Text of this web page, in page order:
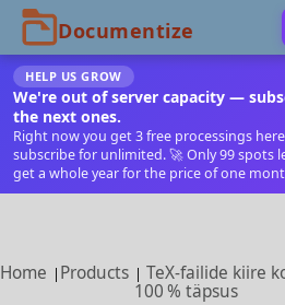
HELP US GROW
We're out of server capacity —
the next ones.
Right now you get 3 free processings
subscribe for unlimited. 🚀 Only 99 spots
get a whole year for the price of one
Home Products
TeX‑failide kiire
100 % täpsus